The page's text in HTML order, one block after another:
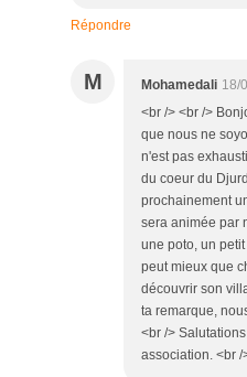
Répondre
M Mohamedali 18/
<br /> <br />
que nous ne
n'est pas
du coeur du
prochainement
sera animée par
une poto, un
peut mieux que
découvrir son
ta remarque,
<br />
association. <br /